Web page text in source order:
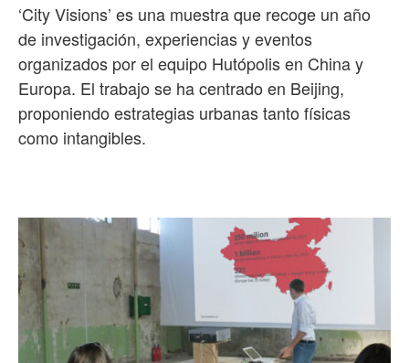
‘City Visions’ es una muestra que recoge un año
de investigación, experiencias y eventos
organizados por el equipo Hutópolis en China y
Europa. El trabajo se ha centrado en Beijing,
proponiendo estrategias urbanas tanto físicas
como intangibles.